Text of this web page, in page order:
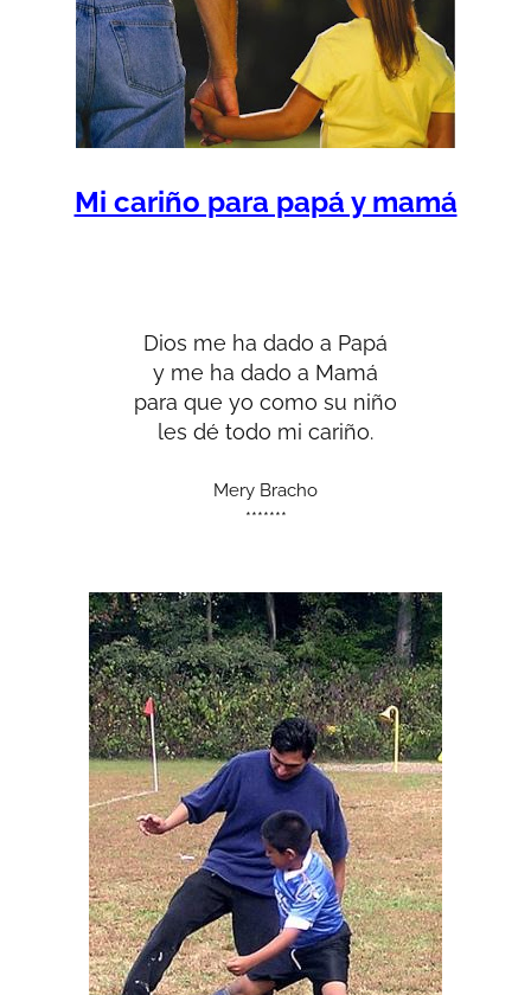
Mi cariño para papá y mamá
Dios me ha dado a Papá
y me ha dado a Mamá
para que yo como su niño
les dé todo mi cariño.
Mery Bracho
*******